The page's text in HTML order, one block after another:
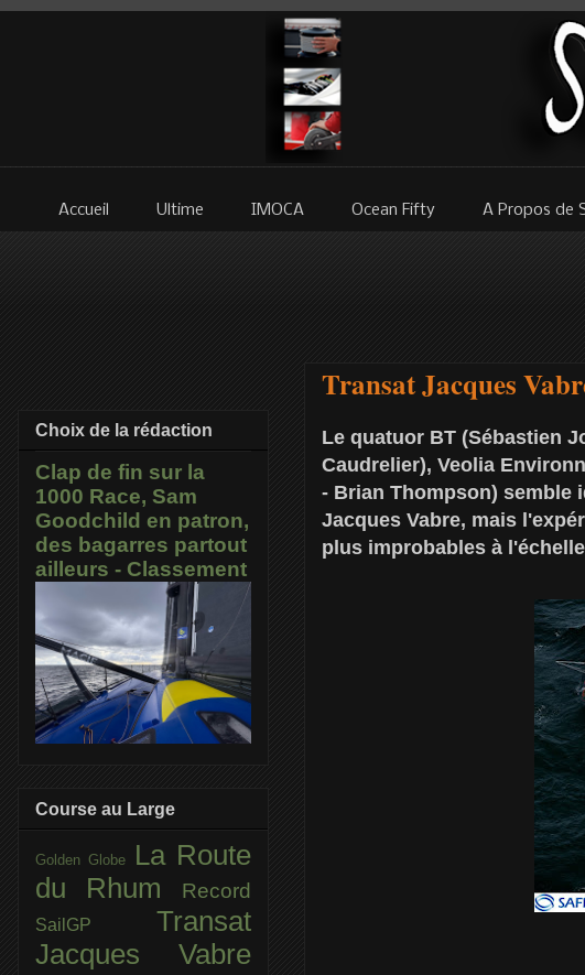
Accueil Ultime IMOCA Ocean Fifty A Propos de
Transat Jacques
Le quatuor BT (Sébastien
Caudrelier), Veolia
- Brian Thompson) semble
Jacques Vabre, mais
plus improbables à
Choix de la rédaction
Clap de fin sur la
1000 Race, Sam
Goodchild en patron,
des bagarres partout
ailleurs - Classement
Course au Large
Golden Globe
La Route
du Rhum
Record
SailGP Transat
Jacques Vabre